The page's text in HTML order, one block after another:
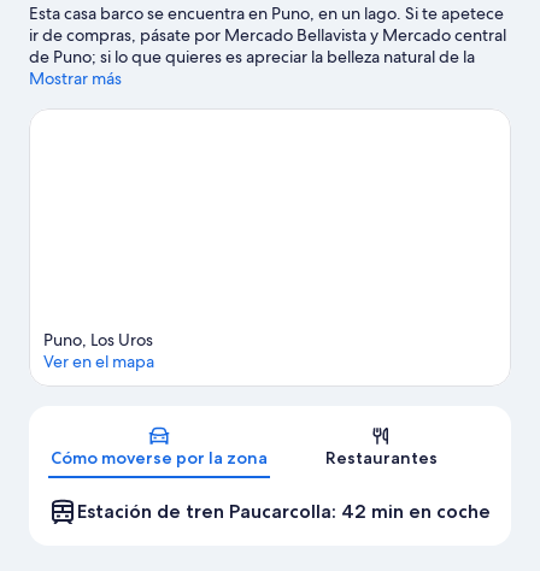
Esta casa barco se encuentra en Puno, en un lago. Si te apetece
ir de compras, pásate por Mercado Bellavista y Mercado central
de Puno; si lo que quieres es apreciar la belleza natural de la
región, visita Lago Titicaca - Puno (y alrededores) y Isla Esteves.
el calendario de Estadio Enrique Torres Belón o Estadio
Mostrar más
Puno, Los Uros
Ver en el mapa
Cómo moverse por la zona Restaurantes
Estación de tren Paucarcolla: 42 min en coche